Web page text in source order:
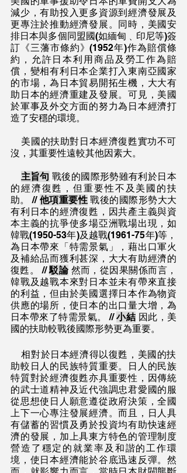
減少，有助投入更多資源到經濟發展及
更專注於推動經濟發展。同時，美國安
排日本與多個同盟國(如緬甸﹑印尼等)簽
訂《三藩市條約》(1952年)作為賠償條
約，允許日本利用商品及勞工作為賠
償，變相有利日本企業打入東南亞國家
的市場，為日本貿易開拓生機，大大有
助日本的經濟重建及發展。可見，美國
於軍事及外交方面的努力為日本經濟打
造了安穩的環境。
沒，其重要性遠較其他因素大。
主旨句 戰後的國際形勢雖有利於日本
的經濟復甦，但重要性不及美國的扶
助。 // 他項重要性 戰後的國際形勢大大
有利日本的經濟復甦，因共產主義與資
本主義的抗爭使多場亞洲戰場出現，如
韓戰(1950-53年)及越戰(1961-75年)等，
為日本帶來「特需景氣」，藉出口軍火
及補給品而獲利甚深，大大有助經濟的
復甦。 // 駁論 然而，從因果關係而言，
韓戰及越戰本來對日本並未有帶來直接
的利益，但由於美國選擇日本作為物資
供應的場所，使日本的出口量大增，為
日本帶來了特需景氣。 // 小結 因此，美
國的扶助較戰後國際形勢更為重要。
    相對於日本經濟得以復甦，美國的扶
助較日人的民族特質重要。日人的民族
特質對於經濟復甦亦具重要性，因傳統
的武士道精神及近代強調忠君愛國的服
從思想使日人願意遵從政府決策，全國
上下一心專注發展經濟。而且，日人具
有儲蓄的習慣及勇於投資均有助快速經
濟的發展，加上具東方特色的管理制度
營造了穩定的就業率及和諧的工作環
境，使日本經濟能於谷底迅速反彈。然